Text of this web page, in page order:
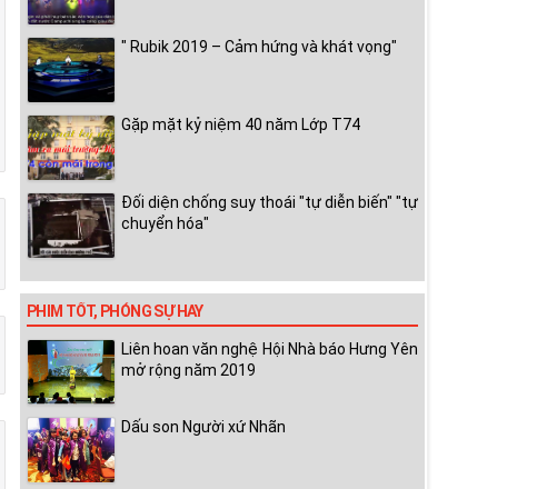
" Rubik 2019 – Cảm hứng và khát vọng"
Gặp mặt kỷ niệm 40 năm Lớp T74
Đối diện chống suy thoái "tự diễn biến" "tự
chuyển hóa"
PHIM TỐT, PHÓNG SỰ HAY
Liên hoan văn nghệ Hội Nhà báo Hưng Yên
mở rộng năm 2019
Dấu son Người xứ Nhãn